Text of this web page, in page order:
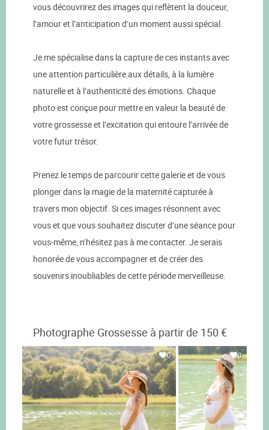
vous découvrirez des images qui reflètent la douceur,
l’amour et l’anticipation d’un moment aussi spécial.
Je me spécialise dans la capture de ces instants avec
une attention particulière aux détails, à la lumière
naturelle et à l’authenticité des émotions. Chaque
photo est conçue pour mettre en valeur la beauté de
votre grossesse et l’excitation qui entoure l’arrivée de
votre futur trésor.
Prenez le temps de parcourir cette galerie et de vous
plonger dans la magie de la maternité capturée à
travers mon objectif. Si ces images résonnent avec
vous et que vous souhaitez discuter d’une séance pour
vous-même, n’hésitez pas à me contacter. Je serais
honorée de vous accompagner et de créer des
souvenirs inoubliables de cette période merveilleuse.
Photographe Grossesse à partir de 150 €
0 0